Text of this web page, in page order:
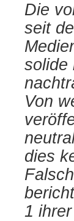
Die
seit
solide
Von
dies
1